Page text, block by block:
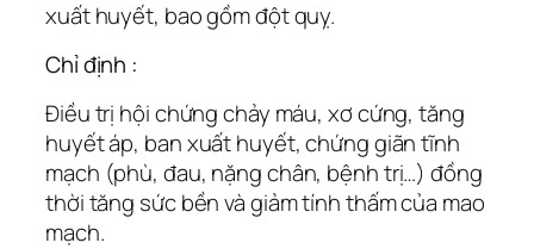
xuất huyết, bao gồm đột quỵ.
Chỉ định :
Điều trị hội chứng chảy máu, xơ cứng, tăng
huyết áp, ban xuất huyết, chứng giãn tĩnh
mạch (phù, đau, nặng chân, bệnh trị…) đồng
thời tăng sức bền và giảm tính thấm của mao
mạch.